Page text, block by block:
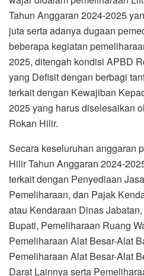
Tahun Anggaran 2024-2025
juta serta adanya dugaan
beberapa kegiatan
2025, ditengah kondisi APBD
yang Defisit dengan berbagi
terkait dengan Kewajiban
2025 yang harus diselesaikan
Rokan Hilir.
Secara keseluruhan anggaran
Hilir Tahun Anggaran 2024-
terkait dengan Penyediaan
Pemeliharaan, dan Pajak
atau Kendaraan Dinas
Bupati, Pemeliharaan Ruang
Pemeliharaan Alat Besar-Alat
Pemeliharaan Alat Besar-Alat
Darat Lainnya serta